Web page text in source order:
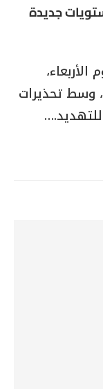
جديدة
الواحد، وسط تحذيرات